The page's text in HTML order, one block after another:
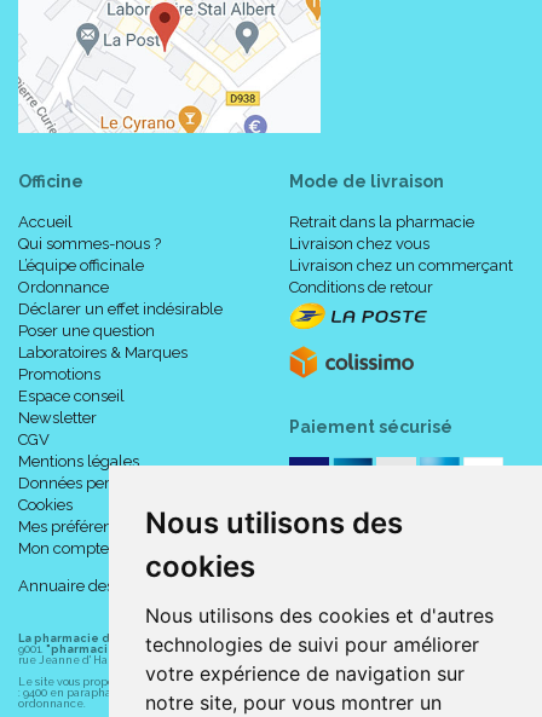
Nous utilisons des
cookies
Nous utilisons des cookies et d'autres
technologies de suivi pour améliorer
votre expérience de navigation sur
notre site, pour vous montrer un
Officine
Accueil
Qui sommes-nous ?
L’équipe officinale
Ordonnance
Déclarer un effet indésirable
Poser une question
Laboratoires & Marques
Promotions
Espace conseil
Newsletter
CGV
Mentions légales
Données personnelles
Cookies
Mes préférences Cookies
Mon compte
Annuaire des pharmacies
Mode de livraison
Retrait dans la pharmacie
Livraison chez vous
Livraison chez un commerçant
Conditions de retour
Paiement sécurisé
La pharmacie du centre à Albert
(80300) est une pharmacie française certifiée ISO
9001. "pharmacie-du-centre-albert.fr " est le site internet de la pharmacie du centre
rue Jeanne d' Harcourt, 80300 Albert.
Le site vous propose un large choix de plus de 11000 références, au prix les plus bas possible
: 9400 en parapharmacie, animaux, orthopédie, matériel médical. 1700 en médicaments sans
ordonnance.